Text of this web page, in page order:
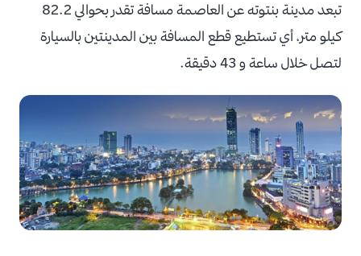
تبعد مدينة بنتوته عن العاصمة مسافة تقدر بحوالي 82.2
كيلو متر، أي تستطيع قطع المسافة بين المدينتين بالسيارة
لتصل خلال ساعة و 43 دقيقة.